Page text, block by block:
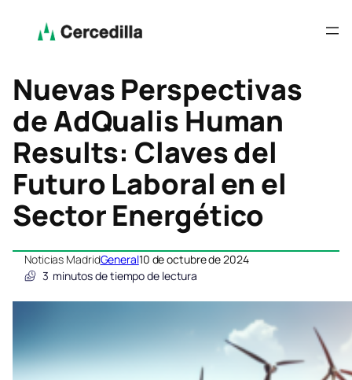
Nuevas Perspectivas
de AdQualis Human
Results: Claves del
Futuro Laboral en el
Sector Energético
Noticias MadridGeneral10 de octubre de 2024
3 minutos de tiempo de lectura